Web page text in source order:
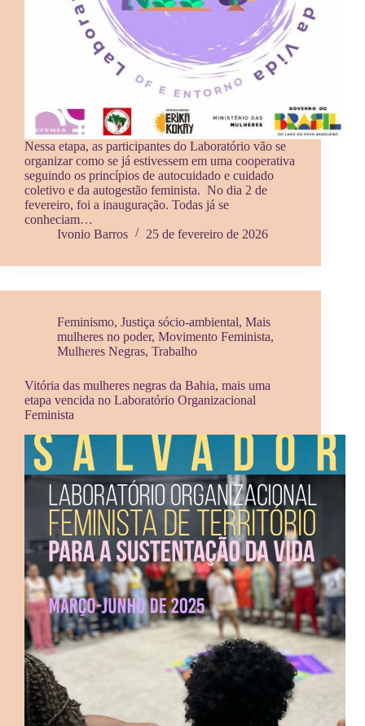
Nessa etapa, as participantes do Laboratório vão se
organizar como se já estivessem em uma cooperativa
seguindo os princípios de autocuidado e cuidado
coletivo e da autogestão feminista. No dia 2 de
fevereiro, foi a inauguração. Todas já se
conheciam…
Ivonio Barros
25 de fevereiro de 2026
Feminismo, Justiça sócio-ambiental, Mais
mulheres no poder, Movimento Feminista,
Mulheres Negras, Trabalho
Vitória das mulheres negras da Bahia, mais uma
etapa vencida no Laboratório Organizacional
Feminista